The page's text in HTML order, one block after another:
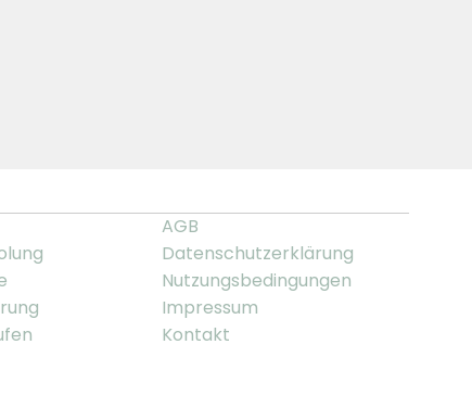
AGB
Datenschutzerklärung
Nutzungsbedingungen
Impressum
Kontakt